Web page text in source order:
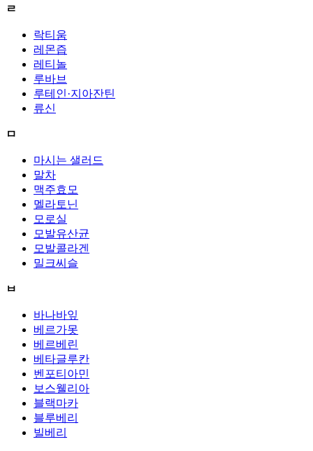
ㄹ
락티움
레몬즙
레티놀
루바브
루테인·지아잔틴
류신
ㅁ
마시는 샐러드
말차
맥주효모
멜라토닌
모로실
모발유산균
모발콜라겐
밀크씨슬
ㅂ
바나바잎
베르가못
베르베린
베타글루칸
벤포티아민
보스웰리아
블랙마카
블루베리
빌베리